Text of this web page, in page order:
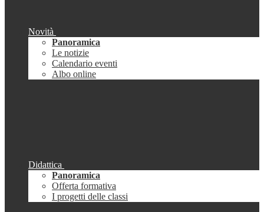
Novità
Panoramica
Le notizie
Calendario eventi
Albo online
Didattica
Panoramica
Offerta formativa
I progetti delle classi